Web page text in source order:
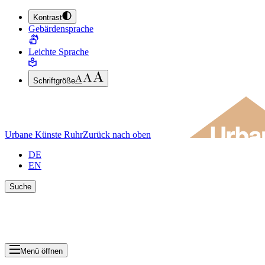
ZUM HAUPTINHALT SPRINGEN (ENTER DRÜCKEN)
ZUM FUSSBEREICH SPRINGEN (ENTER DRÜCKEN)
Kontrast
Gebärdensprache
Leichte Sprache
Schriftgröße
Urbane Künste RuhrZurück nach oben
DE
EN
Suche
Menü öffnen